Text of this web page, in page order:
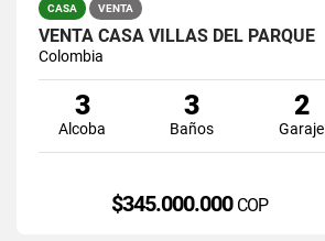
CASA VENTA
VENTA CASA VILLAS DEL PARQUE
Colombia
3
Alcoba
3
Baños
2
Garaje
$345.000.000 COP